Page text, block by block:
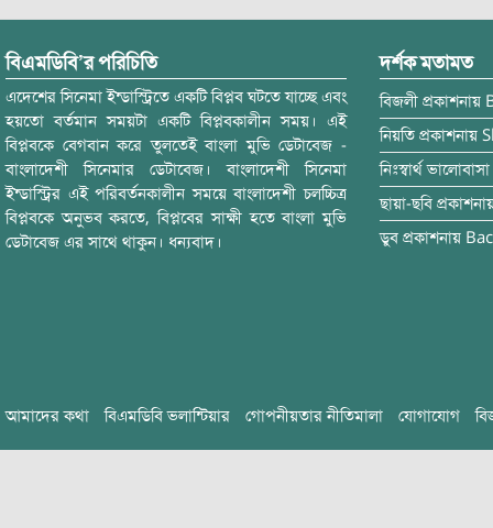
বিএমডিবি’র পরিচিতি
এদেশের সিনেমা ইন্ডাস্ট্রিতে একটি বিপ্লব ঘটতে যাচ্ছে এবং
হয়তো বর্তমান সময়টা একটি বিপ্লবকালীন সময়। এই
বিপ্লবকে বেগবান করে তুলতেই বাংলা মুভি ডেটাবেজ -
বাংলাদেশী সিনেমার ডেটাবেজ। বাংলাদেশী সিনেমা
ইন্ডাস্ট্রির এই পরিবর্তনকালীন সময়ে বাংলাদেশী চলচ্চিত্র
বিপ্লবকে অনুভব করতে, বিপ্লবের সাক্ষী হতে বাংলা মুভি
ডেটাবেজ এর সাথে থাকুন। ধন্যবাদ।
দর্শক মতামত
বিজলী প্রকাশনায়
নিয়তি প্রকাশনায়
নিঃস্বার্থ ভালোবাসা
ছায়া-ছবি
ডুব প্রকাশনায়
আমাদের কথা বিএমডিবি ভলান্টিয়ার গোপনীয়তার নীতিমালা যোগাযোগ